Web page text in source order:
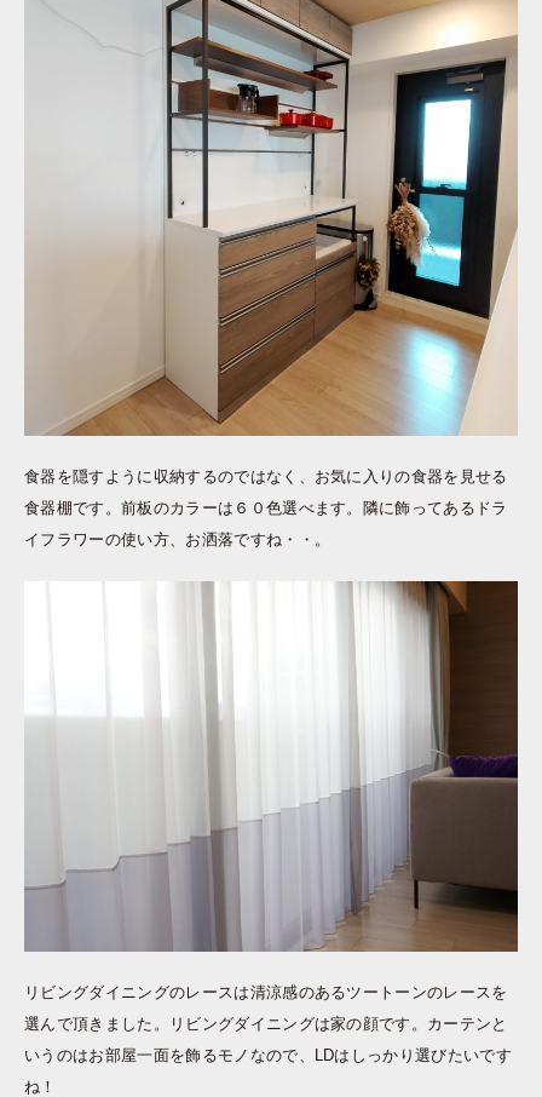
食器を隠すように収納するのではなく、お気に入りの食器を見せる
食器棚です。前板のカラーは６０色選べます。隣に飾ってあるドラ
イフラワーの使い方、お洒落ですね・・。
リビングダイニングのレースは清涼感のあるツートーンのレースを
選んで頂きました。リビングダイニングは家の顔です。カーテンと
いうのはお部屋一面を飾るモノなので、LDはしっかり選びたいです
ね！